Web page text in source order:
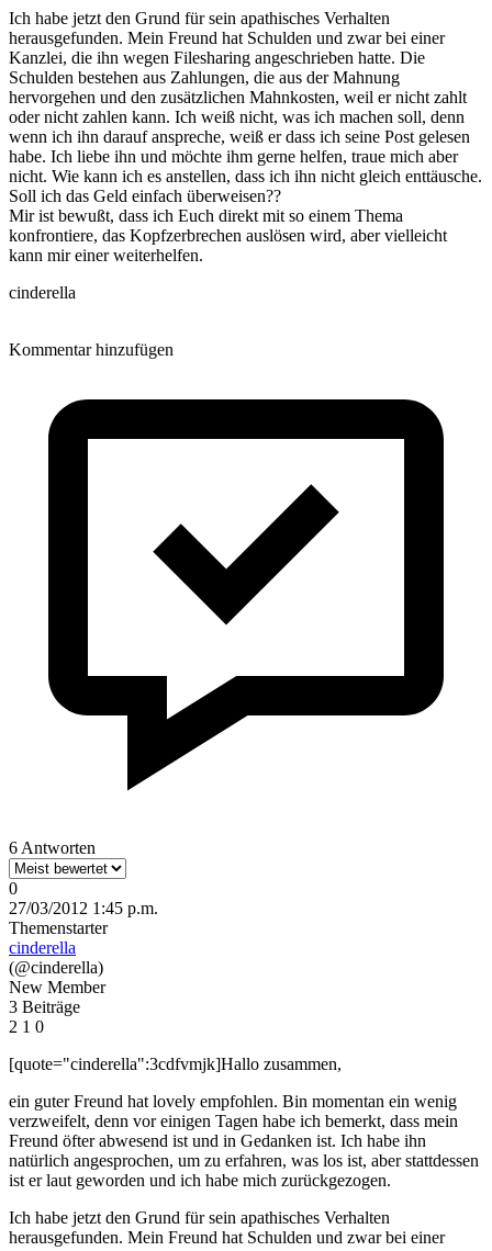
Ich habe jetzt den Grund für sein apathisches Verhalten
herausgefunden. Mein Freund hat Schulden und zwar bei einer
Kanzlei, die ihn wegen Filesharing angeschrieben hatte. Die
Schulden bestehen aus Zahlungen, die aus der Mahnung
hervorgehen und den zusätzlichen Mahnkosten, weil er nicht zahlt
oder nicht zahlen kann. Ich weiß nicht, was ich machen soll, denn
wenn ich ihn darauf anspreche, weiß er dass ich seine Post gelesen
habe. Ich liebe ihn und möchte ihm gerne helfen, traue mich aber
nicht. Wie kann ich es anstellen, dass ich ihn nicht gleich enttäusche.
Soll ich das Geld einfach überweisen??
Mir ist bewußt, dass ich Euch direkt mit so einem Thema
konfrontiere, das Kopfzerbrechen auslösen wird, aber vielleicht
kann mir einer weiterhelfen.
cinderella
Kommentar hinzufügen
6 Antworten
0
27/03/2012 1:45 p.m.
Themenstarter
cinderella
(@cinderella)
New Member
3 Beiträge
2 1 0
[quote="cinderella":3cdfvmjk]Hallo zusammen,
ein guter Freund hat lovely empfohlen. Bin momentan ein wenig
verzweifelt, denn vor einigen Tagen habe ich bemerkt, dass mein
Freund öfter abwesend ist und in Gedanken ist. Ich habe ihn
natürlich angesprochen, um zu erfahren, was los ist, aber stattdessen
ist er laut geworden und ich habe mich zurückgezogen.
Ich habe jetzt den Grund für sein apathisches Verhalten
herausgefunden. Mein Freund hat Schulden und zwar bei einer